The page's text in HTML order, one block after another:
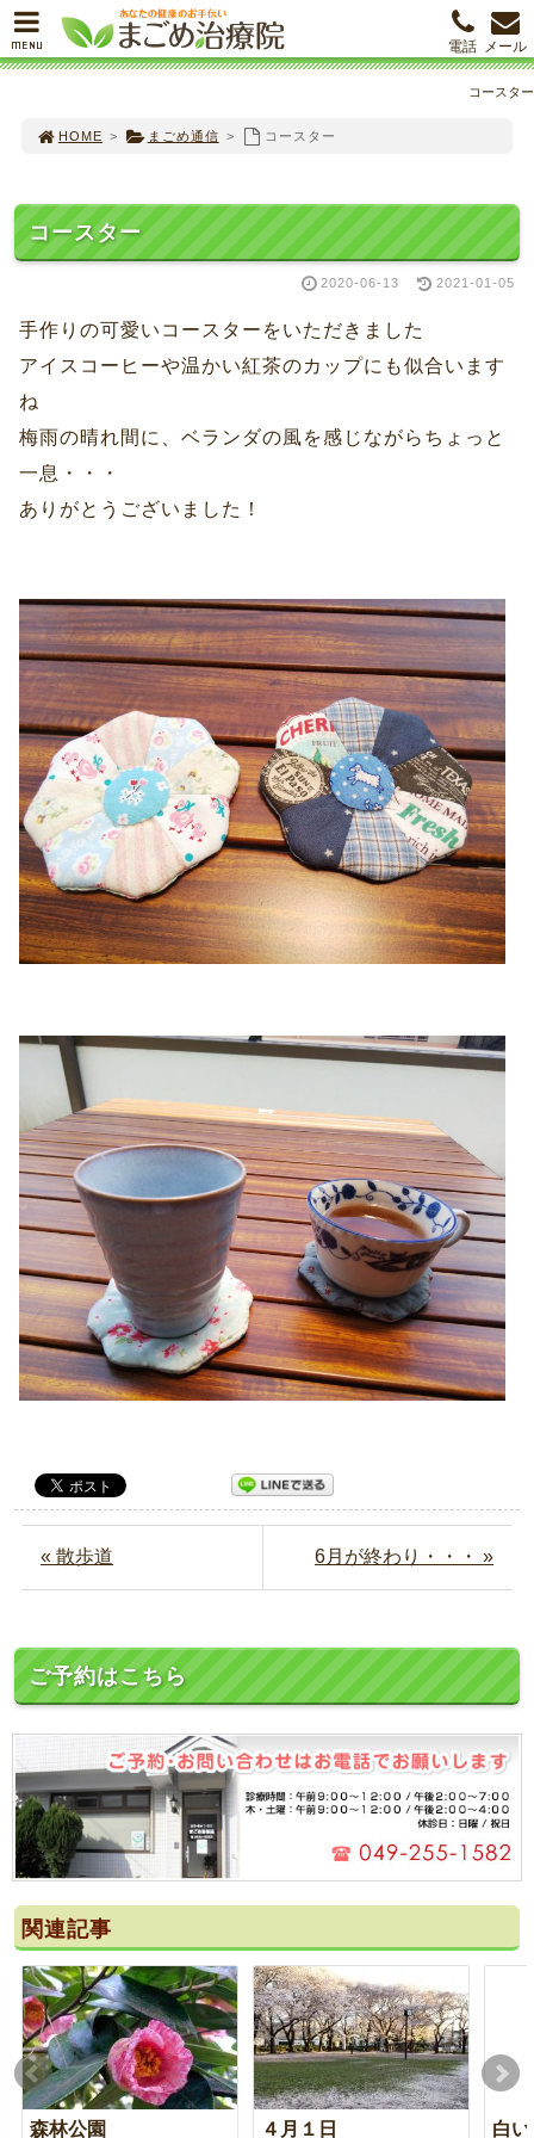
コースター
HOME > まごめ通信 > コースター
コースター
2020-06-13 2021-01-05
手作りの可愛いコースターをいただきました
アイスコーヒーや温かい紅茶のカップにも似合います
ね
梅雨の晴れ間に、ベランダの風を感じながらちょっと
一息・・・
ありがとうございました！
« 散歩道 6月が終わり・・・ »
ご予約はこちら
関連記事
森林公園 ４月１日 白
MENU メール
電話